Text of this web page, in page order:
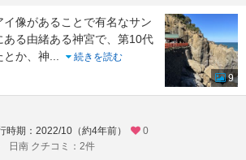
像があることで有名なサン
ある由緒ある神宮で、第10代
とか、神
続きを読む
9
時期：2022/10（約4年前）
0
日南 クチコミ：2件